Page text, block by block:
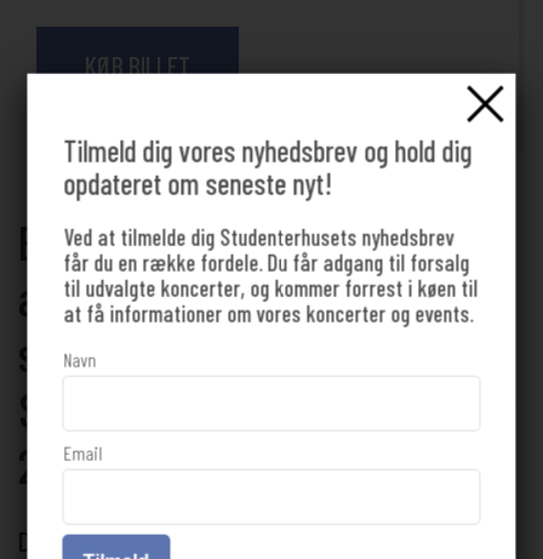
KØB BILLET
Elias Rønnenfelt udgiver nyt
album Speak Daggers og
spiller koncert på
Studenterhuset 17. september
2026
DU BEHØVER IKKE AT VÆRE STUDERENDE FOR AT
Tilmeld dig vores nyhedsbrev og hold dig
opdateret om seneste nyt!
Ved at tilmelde dig Studenterhusets nyhedsbrev
får du en række fordele. Du får adgang til forsalg
til udvalgte koncerter, og kommer forrest i køen til
at få informationer om vores koncerter og events.
Navn
Email